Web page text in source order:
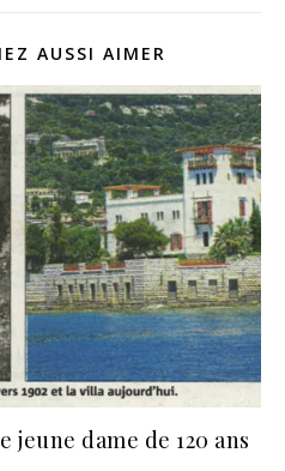
AUSSI AIMER
jeune dame de 120 ans